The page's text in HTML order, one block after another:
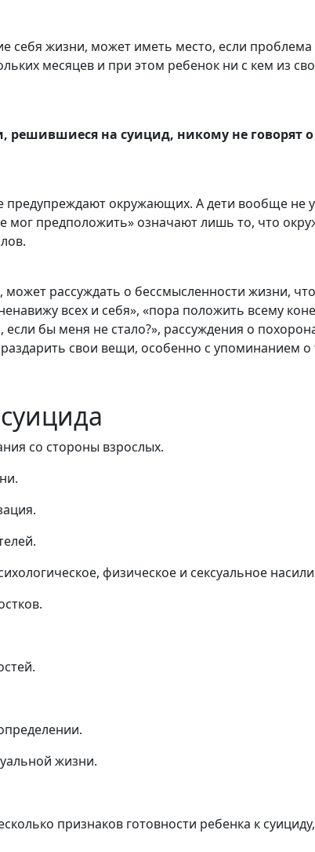
жизни, может иметь место, если проблема
месяцев и при этом ребенок ни с кем из
решившиеся на суицид, никому не говорят о
окружающих. А дети вообще не
мог предположить» означают лишь то, что
рассуждать о бессмысленности жизни,
всех и себя», «пора положить всему
бы меня не стало?», рассуждения о
свои вещи, особенно с упоминанием
со стороны взрослых.
физическое и сексуальное
жизни.
признаков готовности ребенка к